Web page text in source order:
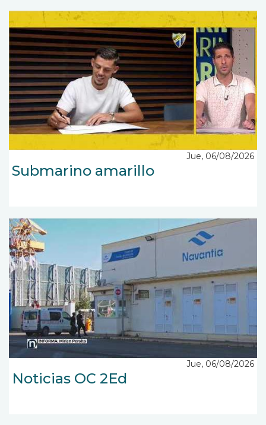
Jue, 06/08/2026
Submarino amarillo
Jue, 06/08/2026
Noticias OC 2Ed